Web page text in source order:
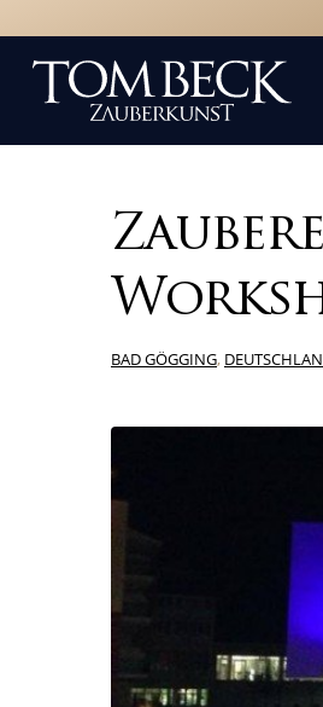
BAD GÖGGING,